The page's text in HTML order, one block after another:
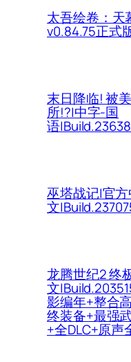
太吾绘卷：天
v0.84.75正式
末日降临! 被
所!?|中字-国
语
巫塔战记|官方
文
龙腾世纪2 终
文
影编年+整合
终装备+最强
+全DLC+原声